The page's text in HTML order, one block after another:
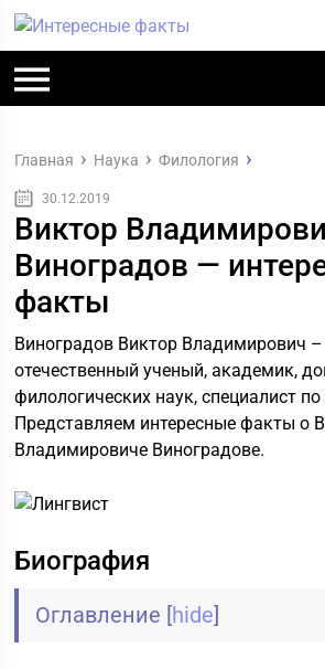
Главная Наука Филология
30.12.2019
Виктор
Виноградов —
факты
Виноградов Виктор Владимирович
отечественный ученый, академик,
филологических наук, специалист по
Представляем интересные факты о
Владимировиче Виноградове.
Биография
Оглавление [hide]